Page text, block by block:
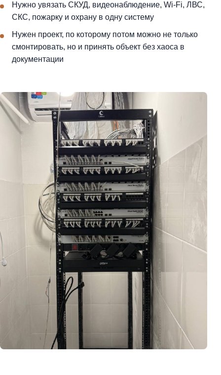
Нужно увязать СКУД, видеонаблюдение, Wi-Fi, ЛВС,
СКС, пожарку и охрану в одну систему
Нужен проект, по которому потом можно не только
смонтировать, но и принять объект без хаоса в
документации